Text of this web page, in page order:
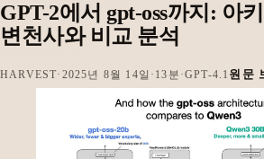
GPT-2에서 gpt-oss까지: 아
변천사와 비교 분석
HARVEST· 2025년 8월 14일 · 13분 ·GPT-4.1 원문